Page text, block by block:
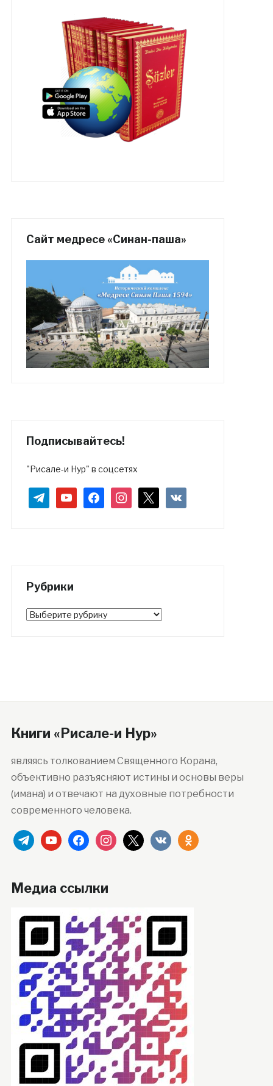
Сайт медресе «Синан-паша»
Подписывайтесь!
"Рисале-и Нур" в соцсетях
telegramyoutubefacebookinstagram vkontakte
Рубрики
Рубрики
Книги «Рисале-и Нур»
являясь толкованием Священного Корана,
объективно разъясняют истины и основы веры
(имана) и отвечают на духовные потребности
современного человека.
telegramyoutubefacebookinstagram
x vkontakteodnoklassniki
Медиа ссылки